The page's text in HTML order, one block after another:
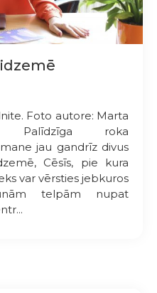
Foto autore: Marta
Palīdzīga roka
jau gandrīz divus
Cēsīs, pie kura
var vērsties jebkuros
telpām nupat